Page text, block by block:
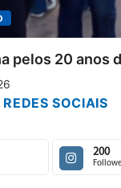
SOCIAIS
200